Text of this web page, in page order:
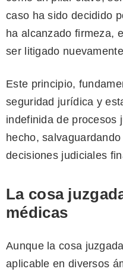
caso ha sido decidido
ha alcanzado firmeza,
ser litigado
Este principio,
seguridad jurídica y
indefinida de procesos
hecho,
decisiones judiciales
La cosa
médicas
Aunque la cosa
aplicable en diversos